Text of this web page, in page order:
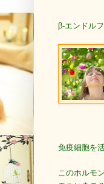
β-エンドル
免疫細胞を
このホルモ